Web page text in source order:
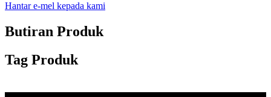
Hantar e-mel kepada kami
Butiran Produk
Tag Produk